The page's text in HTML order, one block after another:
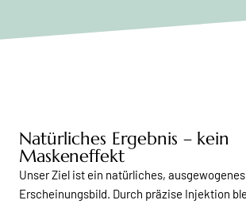
Natürliches Ergebnis – kein
Maskeneffekt
Unser Ziel ist ein natürliches, ausgewogenes
Erscheinungsbild. Durch präzise Injektion